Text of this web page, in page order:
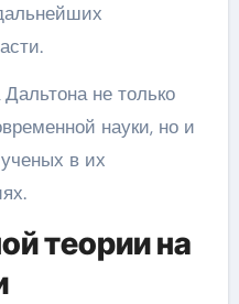
не только
науки, но и
в их
теории на